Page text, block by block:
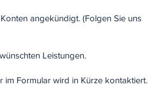
angekündigt. (Folgen Sie uns
Leistungen.
im Formular wird in Kürze kontaktiert.